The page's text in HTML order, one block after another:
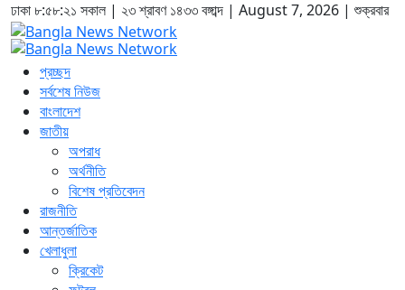
ঢাকা৮:৫৮:২২ সকাল | ২৩ শ্রাবণ ১৪৩৩ বঙ্গাব্দ | August 7, 2026 |শুক্রবার
প্রচ্ছদ
সর্বশেষ নিউজ
বাংলাদেশ
জাতীয়
অপরাধ
অর্থনীতি
বিশেষ প্রতিবেদন
রাজনীতি
আন্তর্জাতিক
খেলাধুলা
ক্রিকেট